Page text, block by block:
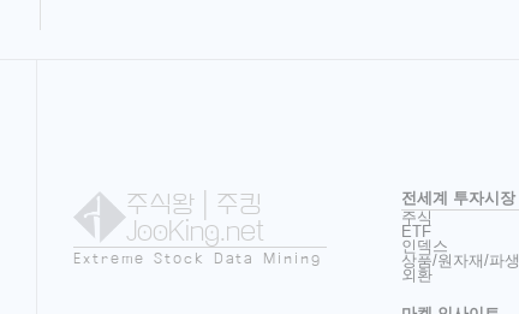
주식왕 | 주킹
JooKing.net
Extreme Stock Data Mining
전세계 투자시장
주식
ETF
인덱스
상품/원자재/파생
외환